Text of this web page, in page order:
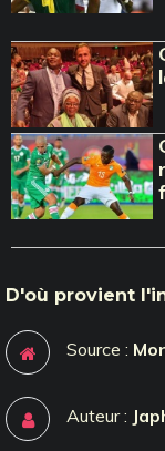
D'où provient
Source :
Auteur :